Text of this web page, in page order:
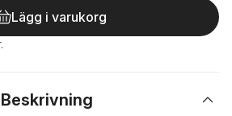
Lägg i varukorg
Beskrivning